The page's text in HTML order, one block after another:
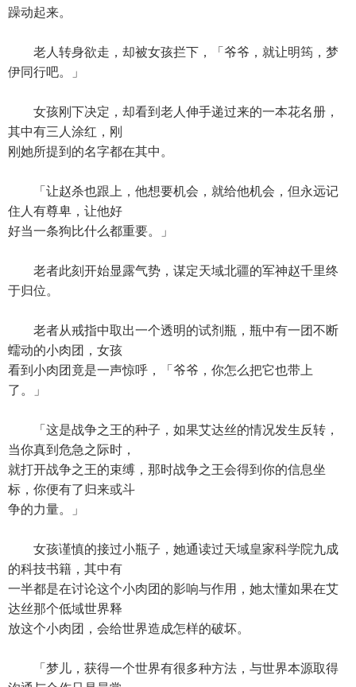
躁动起来。
老人转身欲走，却被女孩拦下，「爷爷，就让明筠，梦
伊同行吧。」
女孩刚下决定，却看到老人伸手递过来的一本花名册，
其中有三人涂红，刚
刚她所提到的名字都在其中。
「让赵杀也跟上，他想要机会，就给他机会，但永远记
住人有尊卑，让他好
好当一条狗比什么都重要。」
老者此刻开始显露气势，谋定天域北疆的军神赵千里终
于归位。
老者从戒指中取出一个透明的试剂瓶，瓶中有一团不断
蠕动的小肉团，女孩
看到小肉团竟是一声惊呼，「爷爷，你怎么把它也带上
了。」
「这是战争之王的种子，如果艾达丝的情况发生反转，
当你真到危急之际时，
就打开战争之王的束缚，那时战争之王会得到你的信息坐
标，你便有了归来或斗
争的力量。」
女孩谨慎的接过小瓶子，她通读过天域皇家科学院九成
的科技书籍，其中有
一半都是在讨论这个小肉团的影响与作用，她太懂如果在艾
达丝那个低域世界释
放这个小肉团，会给世界造成怎样的破坏。
「梦儿，获得一个世界有很多种方法，与世界本源取得